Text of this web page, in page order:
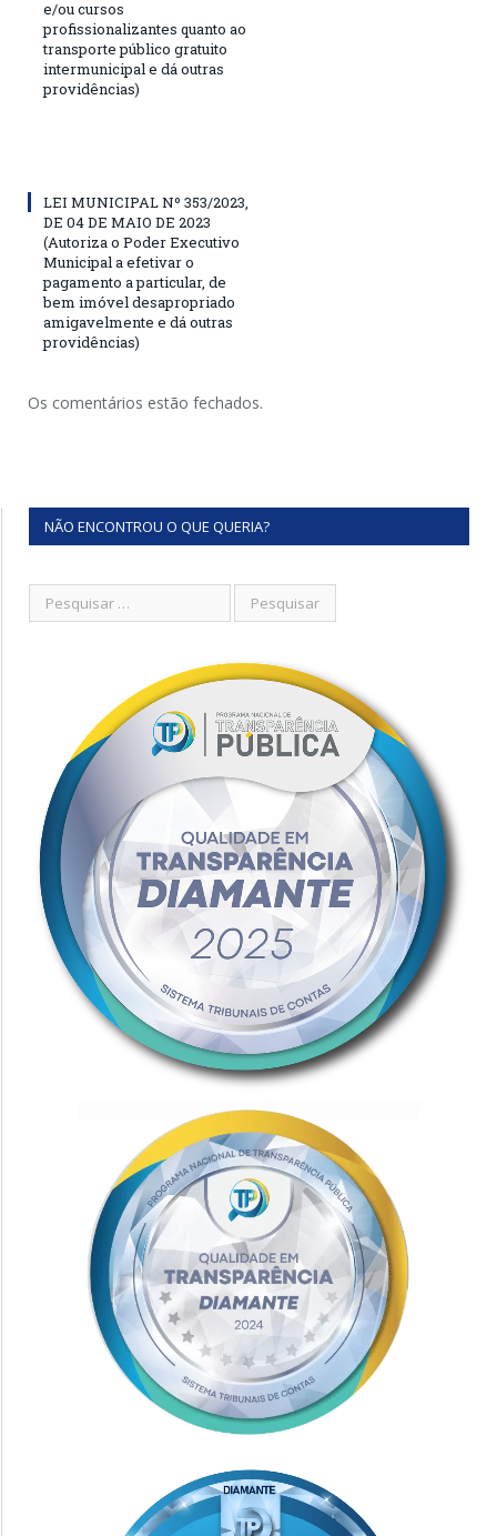
e/ou cursos
profissionalizantes quanto ao
transporte público gratuito
intermunicipal e dá outras
providências)
LEI MUNICIPAL Nº 353/2023,
DE 04 DE MAIO DE 2023
(Autoriza o Poder Executivo
Municipal a efetivar o
pagamento a particular, de
bem imóvel desapropriado
amigavelmente e dá outras
providências)
Os comentários estão fechados.
NÃO ENCONTROU O QUE QUERIA?